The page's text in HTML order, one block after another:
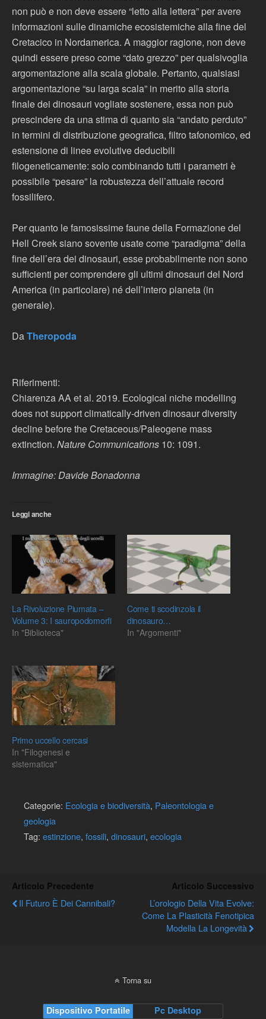
non può e non deve essere “letto alla lettera” per avere
informazioni sulle dinamiche ecosistemiche alla fine del
Cretacico in Nordamerica. A maggior ragione, non deve
quindi essere preso come “dato grezzo” per qualsivoglia
argomentazione alla scala globale. Pertanto, qualsiasi
argomentazione “su larga scala” in merito alla storia
finale dei dinosauri vogliate sostenere, essa non può
prescindere da una stima di quanto sia “andato perduto”
in termini di distribuzione geografica, filtro tafonomico, ed
estensione di linee evolutive deducibili
filogeneticamente: solo combinando tutti i parametri è
possibile “pesare” la robustezza dell’attuale record
fossilifero.
Per quanto le famosissime faune della Formazione del
Hell Creek siano sovente usate come “paradigma” della
fine dell’era dei dinosauri, esse probabilmente non sono
sufficienti per comprendere gli ultimi dinosauri del Nord
America (in particolare) né dell’intero pianeta (in
generale).
DaTheropoda
Riferimenti:
Chiarenza AA et al. 2019. Ecological niche modelling
does not support climatically-driven dinosaur diversity
decline before the Cretaceous/Paleogene mass
extinction. Nature Communications 10: 1091.
Immagine: Davide Bonadonna
Leggi anche
La Rivoluzione Piumata –
Volume 3: I sauropodomorfi
In "Biblioteca"
Come ti scodinzola il
dinosauro…
In "Argomenti"
Primo uccello cercasi
In "Filogenesi e
sistematica"
Categorie: Ecologia e biodiversità, Paleontologia e
geologia
Tag: estinzione, fossili, dinosauri, ecologia
Articolo Precedente
Il Futuro È Dei Cannibali?
Articolo Successivo
L’orologio Della Vita Evolve:
Come La Plasticità Fenotipica
Modella La Longevità
Torna su
Dispositivo Portatile Pc Desktop